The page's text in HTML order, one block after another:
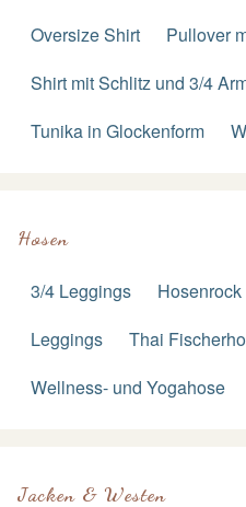
Oversize Shirt
Pullover
Shirt mit Schlitz und 3/4
Tunika in Glockenform
Hosen
3/4 Leggings Hosenrock
Leggings
Thai
Wellness- und Yogahose
Jacken & Westen